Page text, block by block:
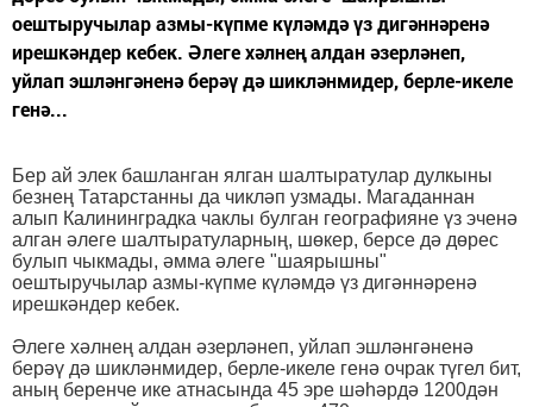
оештыручылар азмы-күпме күләмдә үз дигәннәренә
ирешкәндер кебек. Әлеге хәлнең алдан әзерләнеп,
уйлап эшләнгәненә берәү дә шикләнмидер, берле-икеле
генә...
Бер ай элек башланган ялган шалтыратулар дулкыны
безнең Татарстанны да чикләп узмады. Магаданнан
алып Калининградка чаклы булган географияне үз эченә
алган әлеге шалтыратуларның, шөкер, берсе дә дөрес
булып чыкмады, әмма әлеге "шаярышны"
оештыручылар азмы-күпме күләмдә үз дигәннәренә
ирешкәндер кебек.
Әлеге хәлнең алдан әзерләнеп, уйлап эшләнгәненә
берәү дә шикләнмидер, берле-икеле генә очрак түгел бит,
аның беренче ике атнасында 45 эре шәһәрдә 1200дән